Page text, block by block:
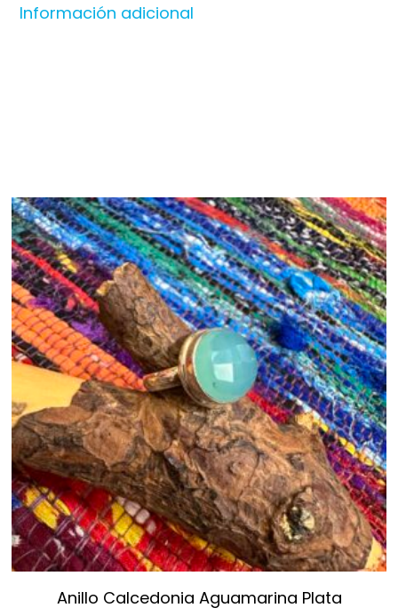
Información adicional
Anillo Calcedonia Aguamarina Plata